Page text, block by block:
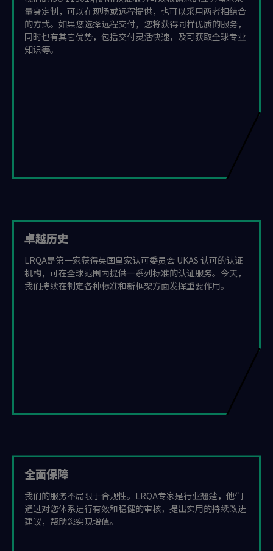
量身定制，可以在现场或远程提供，也可以采用两者相结合
的方式。如果您选择远程交付，您将获得同样优质的服务，
同时也有其它优势，包括交付灵活快速，及可获取全球专业
知识等。
卓越历史
LRQA是第一家获得英国皇家认可委员会 UKAS 认可的认证
机构，可在全球范围内提供一系列标准的认证服务。今天，
我们持续在制定各种标准和新框架方面发挥重要作用。
全面保障
我们的服务不局限于合规性。LRQA专家是行业翘楚，他们
通过对您体系进行有效和稳健的审核，提出实用的持续改进
建议，帮助您实现增值。